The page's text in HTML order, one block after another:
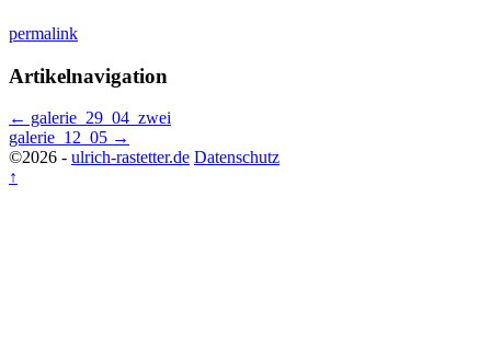
permalink
Artikelnavigation
← galerie_29_04_zwei
galerie_12_05 →
©2026 - ulrich-rastetter.de Datenschutz
↑